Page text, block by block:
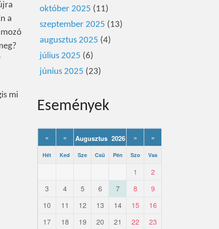
a
mi
október 2025 (11)
szeptember 2025 (13)
augusztus 2025 (4)
július 2025 (6)
június 2025 (23)
Események
« « Augusztus 2026 » »
Hét Ked Sze Csü Pén Szo Vas
1
2
3
4 5 6 7 8
9
10
11 12 13 14 15
16
17
18 19 20 21 22
23